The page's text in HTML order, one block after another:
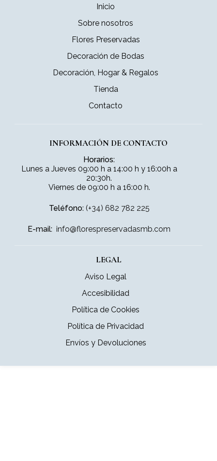
Inicio
Sobre nosotros
Flores Preservadas
Decoración de Bodas
Decoración, Hogar & Regalos
Tienda
Contacto
INFORMACIÓN DE CONTACTO
Horarios:
Lunes a Jueves 09:00 h a 14:00 h y 16:00h a
20:30h.
Viernes de 09:00 h a 16:00 h.
Teléfono: (+34) 682 782 225
E-mail: info@florespreservadasmb.com
LEGAL
Aviso Legal
Accesibilidad
Política de Cookies
Política de Privacidad
Envíos y Devoluciones